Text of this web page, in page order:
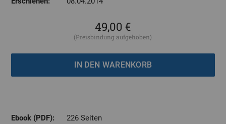
49,00 €
(Preisbindung aufgehoben)
Ebook (PDF):
226 Seiten